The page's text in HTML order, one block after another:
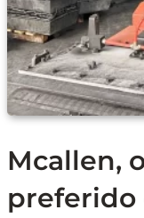
Mcallen,
preferido